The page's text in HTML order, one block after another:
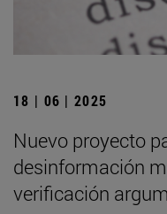
18 | 06 | 2025
Nuevo proyecto
desinformación
verificación